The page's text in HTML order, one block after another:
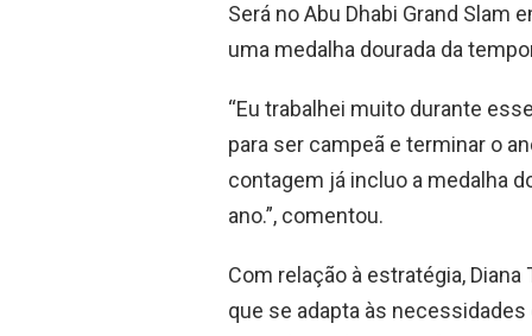
Será no Abu Dhabi Grand Slam
uma medalha dourada da
“Eu trabalhei muito durante
para ser campeã e terminar o
contagem já incluo a medalha
ano.”, comentou.
Com relação à estratégia,
que se adapta às